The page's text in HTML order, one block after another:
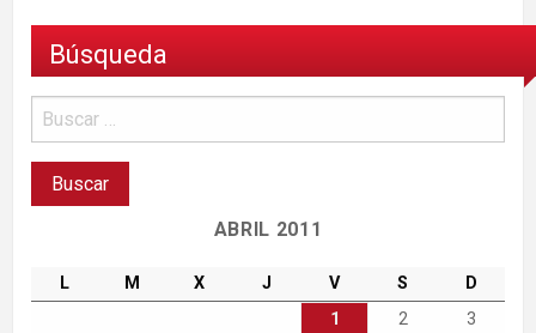
Búsqueda
ABRIL 2011
L M X J V S
D
1
2
3